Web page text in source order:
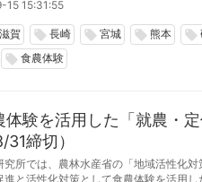
15 15:31:55
滋賀 local_offer 長崎 local_offer 宮城 local_offer 熊本 local_offer
local_offer 食農体験
体験を活用した「就農・
締切）
究所では、農林水産省の「地域活性化
進と活性化対策として食農体験を活用